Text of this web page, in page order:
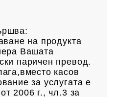
на продукта
Вашата
паричен превод.
касов
за услугата е
2006 г., чл.3 за